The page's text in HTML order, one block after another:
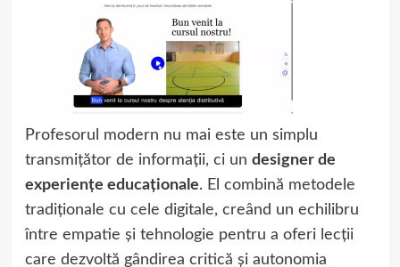
Profesorul modern nu mai este un simplu
transmițător de informații, ci un designer de
experiențe educaționale. El combină metodele
tradiționale cu cele digitale, creând un echilibru
între empatie și tehnologie pentru a oferi lecții
care dezvoltă gândirea critică și autonomia